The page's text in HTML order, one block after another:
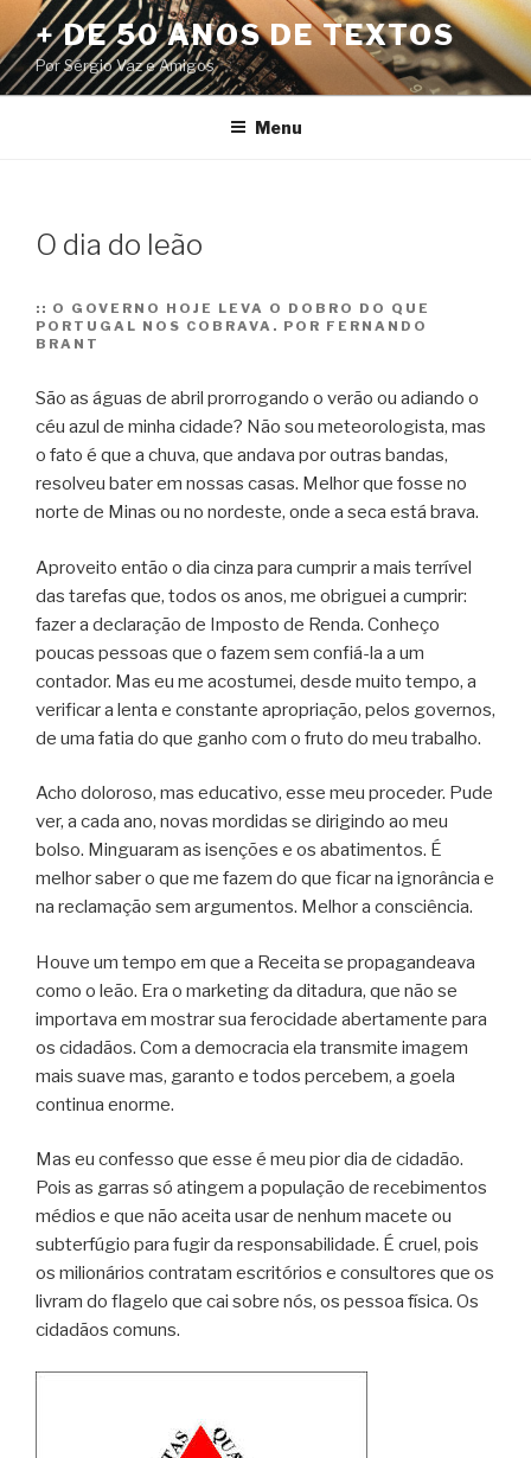
Pular
para
o
conteúdo
+ DE 50 ANOS DE TEXTOS
Por Sérgio Vaz e Amigos
Menu
O dia do leão
:: O GOVERNO HOJE LEVA O DOBRO DO QUE
PORTUGAL NOS COBRAVA. POR FERNANDO
BRANT
São as águas de abril prorrogando o verão ou adiando o
céu azul de minha cidade? Não sou meteorologista, mas
o fato é que a chuva, que andava por outras bandas,
resolveu bater em nossas casas. Melhor que fosse no
norte de Minas ou no nordeste, onde a seca está brava.
Aproveito então o dia cinza para cumprir a mais terrível
das tarefas que, todos os anos, me obriguei a cumprir:
fazer a declaração de Imposto de Renda. Conheço
poucas pessoas que o fazem sem confiá-la a um
contador. Mas eu me acostumei, desde muito tempo, a
verificar a lenta e constante apropriação, pelos governos,
de uma fatia do que ganho com o fruto do meu trabalho.
Acho doloroso, mas educativo, esse meu proceder. Pude
ver, a cada ano, novas mordidas se dirigindo ao meu
bolso. Minguaram as isenções e os abatimentos. É
melhor saber o que me fazem do que ficar na ignorância e
na reclamação sem argumentos. Melhor a consciência.
Houve um tempo em que a Receita se propagandeava
como o leão. Era o marketing da ditadura, que não se
importava em mostrar sua ferocidade abertamente para
os cidadãos. Com a democracia ela transmite imagem
mais suave mas, garanto e todos percebem, a goela
continua enorme.
Mas eu confesso que esse é meu pior dia de cidadão.
Pois as garras só atingem a população de recebimentos
médios e que não aceita usar de nenhum macete ou
subterfúgio para fugir da responsabilidade. É cruel, pois
os milionários contratam escritórios e consultores que os
livram do flagelo que cai sobre nós, os pessoa física. Os
cidadãos comuns.